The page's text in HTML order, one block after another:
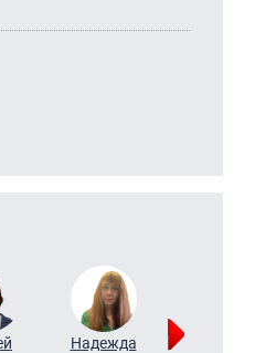
страница
Надежда